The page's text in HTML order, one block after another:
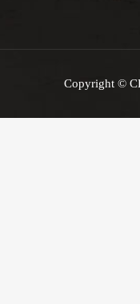
Copyright ©